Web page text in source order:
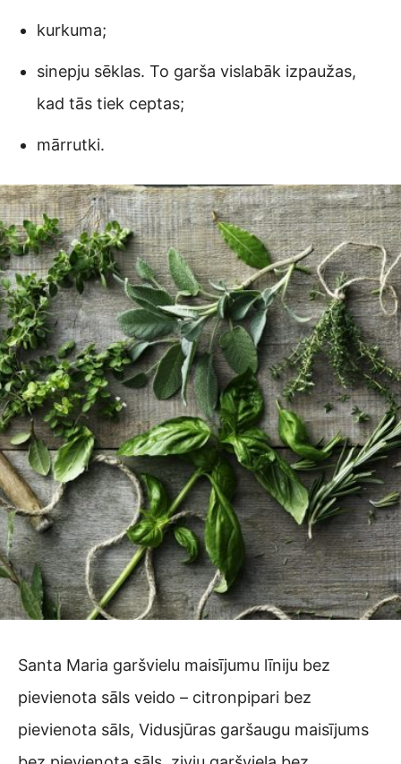
kurkuma;
sinepju sēklas. To garša vislabāk izpaužas,
kad tās tiek ceptas;
mārrutki.
Santa Maria garšvielu maisījumu līniju bez
pievienota sāls veido – citronpipari bez
pievienota sāls, Vidusjūras garšaugu maisījums